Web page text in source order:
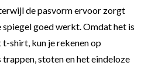
de pasvorm ervoor zorgt
goed werkt. Omdat het is
shirt, kun je rekenen op
stoten en het eindeloze